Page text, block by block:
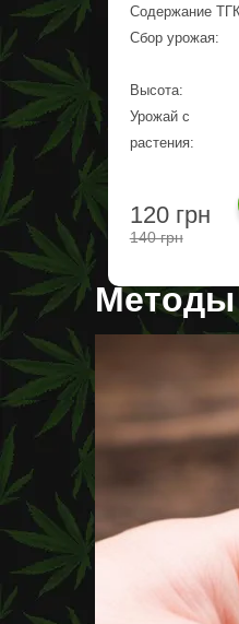
Содержание
Сбор урожая:
Высота:
Урожай с
растения:
120 грн
140 грн
Методы